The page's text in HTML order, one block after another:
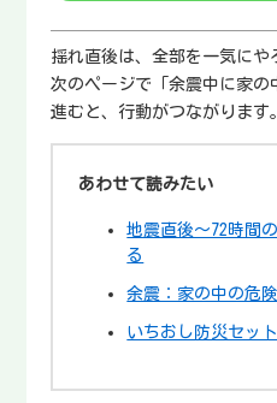
揺れ直後は、全部を一気にや
次のページで「余震中に家の
進むと、行動がつながります
あわせて読みたい
地震直後〜72時間
る
余震：家の中の危
いちおし防災セッ